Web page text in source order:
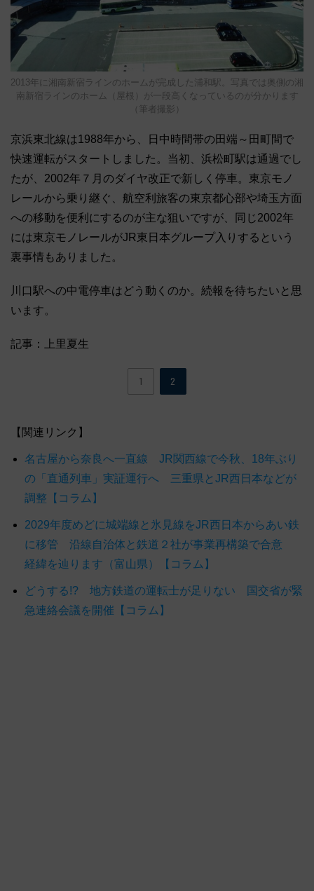
2013年に湘南新宿ラインのホームが完成した浦和駅。写真では奥側の湘
南新宿ラインのホーム（屋根）が一段高くなっているのが分かります
（筆者撮影）
京浜東北線は1988年から、日中時間帯の田端～田町間で
快速運転がスタートしました。当初、浜松町駅は通過でし
たが、2002年７月のダイヤ改正で新しく停車。東京モノ
レールから乗り継ぐ、航空利旅客の東京都心部や埼玉方面
への移動を便利にするのが主な狙いですが、同じ2002年
には東京モノレールがJR東日本グループ入りするという
裏事情もありました。
川口駅への中電停車はどう動くのか。続報を待ちたいと思
います。
記事：上里夏生
1 2
【関連リンク】
名古屋から奈良へ一直線 JR関西線で今秋、18年ぶり
の「直通列車」実証運行へ 三重県とJR西日本などが
調整【コラム】
2029年度めどに城端線と氷見線をJR西日本からあい鉄
に移管 沿線自治体と鉄道２社が事業再構築で合意
経緯を辿ります（富山県）【コラム】
どうする!? 地方鉄道の運転士が足りない 国交省が緊
急連絡会議を開催【コラム】